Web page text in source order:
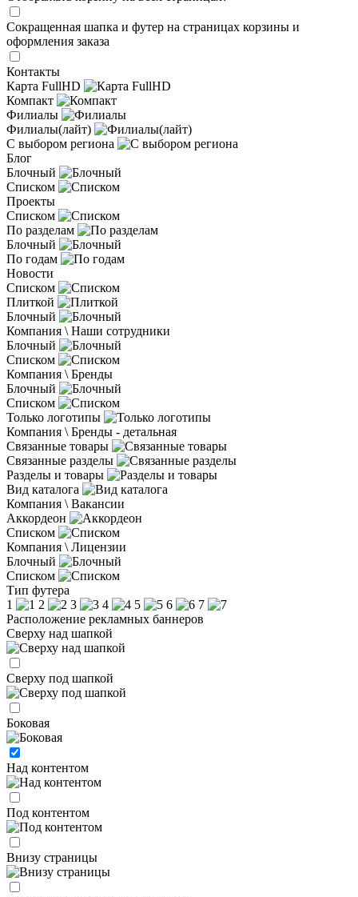
Сокращенная шапка и футер на страницах корзины и
оформления заказа
Контакты
Карта FullHD
Компакт
Филиалы
Филиалы(лайт)
С выбором региона
Блог
Блочный
Списком
Проекты
Списком
По разделам
Блочный
По годам
Новости
Списком
Плиткой
Блочный
Компания \ Наши сотрудники
Блочный
Списком
Компания \ Бренды
Блочный
Списком
Только логотипы
Компания \ Бренды - детальная
Связанные товары
Связанные разделы
Разделы и товары
Вид каталога
Компания \ Вакансии
Аккордеон
Списком
Компания \ Лицензии
Блочный
Списком
Тип футера
1
2 3 4 5 6
7
Расположение рекламных баннеров
Сверху над шапкой
Сверху под шапкой
Боковая
Над контентом
Под контентом
Внизу страницы